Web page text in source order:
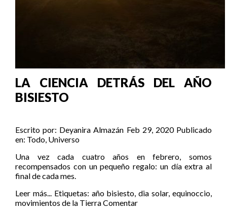
LA CIENCIA DETRÁS DEL AÑO
BISIESTO
Escrito por: Deyanira Almazán Feb 29, 2020 Publicado
en: Todo, Universo
Una vez cada cuatro años en febrero, somos
recompensados con un pequeño regalo: un día extra al
final de cada mes.
Leer más... Etiquetas: año bisiesto,dia solar,equinoccio,
movimientos de la TierraComentar